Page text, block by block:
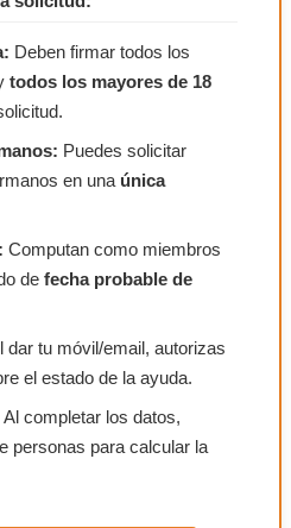
Deben firmar todos los
todos los mayores de 18
Puedes solicitar
en una única
Computan como miembros
de fecha probable de
dar tu móvil/email, autorizas
el estado de la ayuda.
Al completar los datos,
personas para calcular la